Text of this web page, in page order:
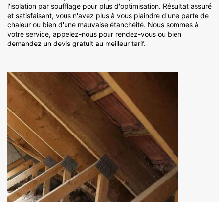
l'isolation par soufflage pour plus d'optimisation. Résultat assuré
et satisfaisant, vous n'avez plus à vous plaindre d'une parte de
chaleur ou bien d'une mauvaise étanchéité. Nous sommes à
votre service, appelez-nous pour rendez-vous ou bien
demandez un devis gratuit au meilleur tarif.